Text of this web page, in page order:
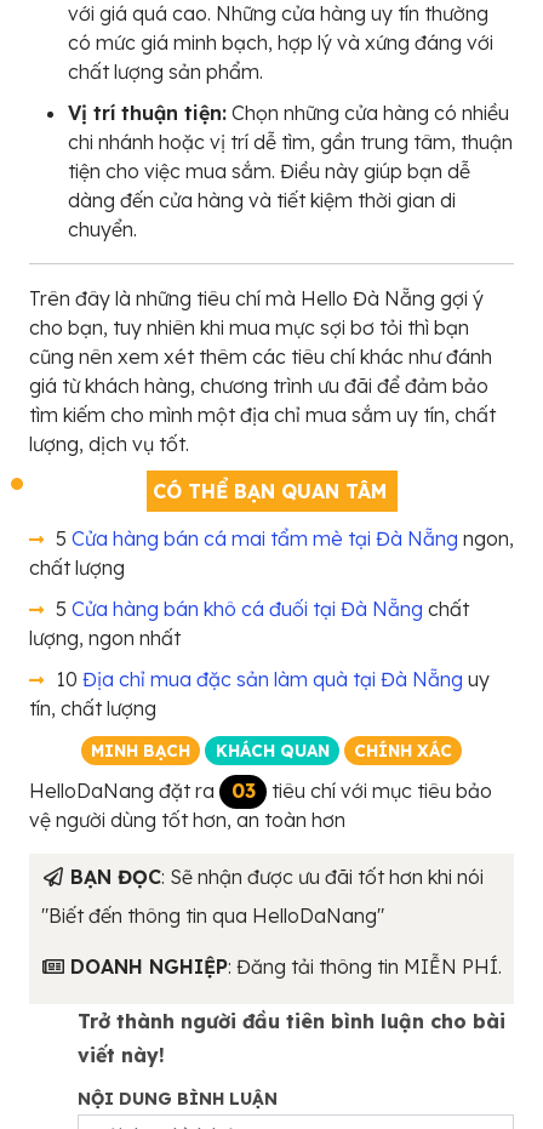
với giá quá cao. Những cửa hàng uy tín thường
có mức giá minh bạch, hợp lý và xứng đáng với
chất lượng sản phẩm.
Vị trí thuận tiện: Chọn những cửa hàng có nhiều
chi nhánh hoặc vị trí dễ tìm, gần trung tâm, thuận
tiện cho việc mua sắm. Điều này giúp bạn dễ
dàng đến cửa hàng và tiết kiệm thời gian di
chuyển.
Trên đây là những tiêu chí mà Hello Đà Nẵng gợi ý
cho bạn, tuy nhiên khi mua mực sợi bơ tỏi thì bạn
cũng nên xem xét thêm các tiêu chí khác như đánh
giá từ khách hàng, chương trình ưu đãi để đảm bảo
tìm kiếm cho mình một địa chỉ mua sắm uy tín, chất
lượng, dịch vụ tốt.
CÓ THỂ BẠN QUAN TÂM
5 Cửa hàng bán cá mai tẩm mè tại Đà Nẵng ngon,
chất lượng
5 Cửa hàng bán khô cá đuối tại Đà Nẵng chất
lượng, ngon nhất
10 Địa chỉ mua đặc sản làm quà tại Đà Nẵng uy
tín, chất lượng
MINH BẠCH KHÁCH QUAN CHÍNH XÁC
HelloDaNang đặt ra 03
tiêu chí với mục tiêu bảo
vệ người dùng tốt hơn, an toàn hơn
BẠN ĐỌC: Sẽ nhận được ưu đãi tốt hơn khi nói
"Biết đến thông tin qua HelloDaNang"
DOANH NGHIỆP: Đăng tải thông tin MIỄN PHÍ.
Trở thành người đầu tiên bình luận cho bài
viết này!
NỘI DUNG BÌNH LUẬN